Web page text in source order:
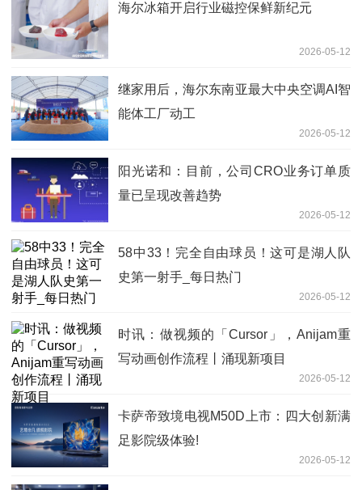
海尔冰箱开启行业磁控保鲜新纪元
2026-05-12
继家用后，海尔东南亚最大中央空调AI智
能体工厂动工
2026-05-12
阳光诺和：目前，公司CRO业务订单质
量已呈现改善趋势
2026-05-12
58中33！完全自由球员！这可是湖人队
史第一射手_每日热门
2026-05-12
时讯：做视频的「Cursor」，Anijam重
写动画创作流程丨涌现新项目
2026-05-12
卡萨帝致境电视M50D上市：四大创新满
足影院级体验!
2026-05-12